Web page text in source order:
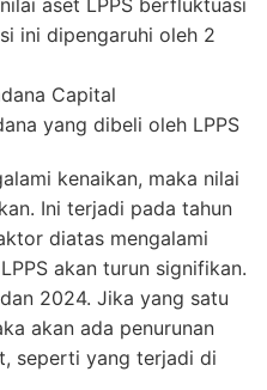
aset LPPS berfluktuasi
ini dipengaruhi oleh 2
Capital
yang dibeli oleh LPPS
kenaikan, maka nilai
Ini terjadi pada tahun
diatas mengalami
akan turun signifikan.
2024. Jika yang satu
akan ada penurunan
seperti yang terjadi di